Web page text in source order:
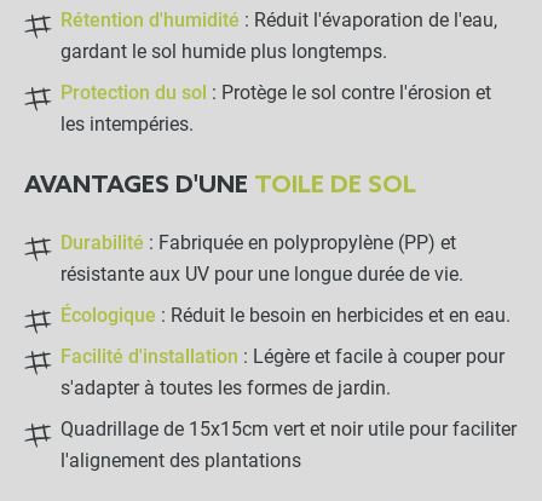
Rétention d'humidité : Réduit l'évaporation de l'eau,
gardant le sol humide plus longtemps.
Protection du sol : Protège le sol contre l'érosion et
les intempéries.
AVANTAGES D'UNE TOILE DE SOL
Durabilité : Fabriquée en polypropylène (PP) et
résistante aux UV pour une longue durée de vie.
Écologique : Réduit le besoin en herbicides et en eau.
Facilité d'installation : Légère et facile à couper pour
s'adapter à toutes les formes de jardin.
Quadrillage de 15x15cm vert et noir utile pour faciliter
l'alignement des plantations